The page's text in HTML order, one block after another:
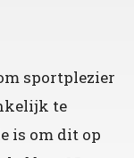
sportplezier
te
is om dit op